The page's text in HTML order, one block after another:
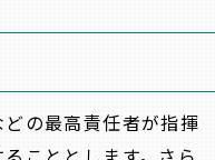
の最高責任者が指揮